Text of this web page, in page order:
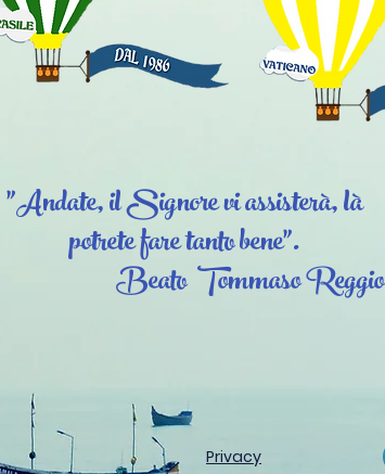
"Andate, il Signore vi assisterà, là
potrete fare tanto bene".
Beato Tommaso Reggio
Privacy